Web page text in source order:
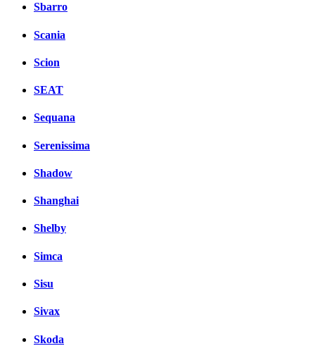
Sbarro
Scania
Scion
SEAT
Sequana
Serenissima
Shadow
Shanghai
Shelby
Simca
Sisu
Sivax
Skoda